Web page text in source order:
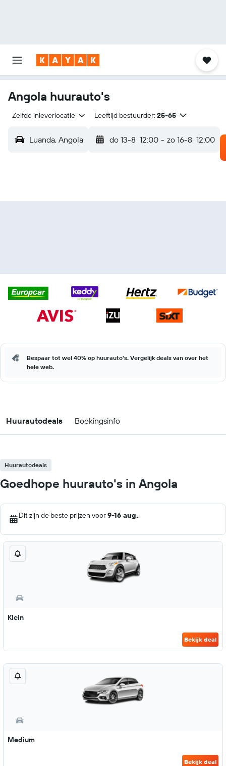
Angola huurauto's
Zelfde inleverlocatie Leeftijd bestuurder: 25-65
Luanda, Angola do 13-8 12:00 - zo 16-8 12:00
Bespaar tot wel 40% op huurauto's. Vergelijk deals van over het
hele web.
Huurautodeals Boekingsinfo
Huurautodeals
Goedhope huurauto's in Angola
Dit zijn de beste prijzen voor9-16 aug..
Klein
Bekijk deal
Medium
Bekijk deal